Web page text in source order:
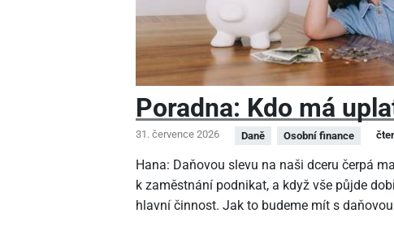
Poradna: Kdo má
31. července 2026 Daně Osobní finance
Hana: Daňovou slevu na naši dceru čerpá
k zaměstnání podnikat, a když vše půjde
hlavní činnost. Jak to budeme mít s